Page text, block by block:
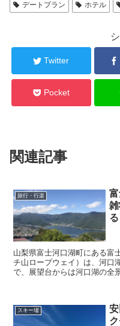
デートプラン ホテル
Twitter
Pocket
関連記事
旅行・行楽
る
山梨県富士河口湖町にある富
チ山ロープウェイ）は、河口
で、展望台からは河口湖の全
スキー場